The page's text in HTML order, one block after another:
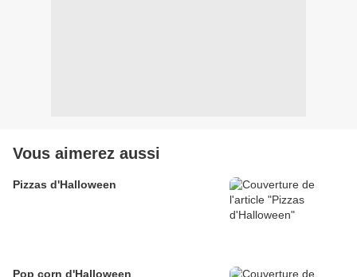
Vous aimerez aussi
Pizzas d'Halloween
Pop corn d'Halloween